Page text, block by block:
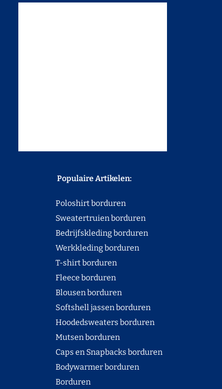
Populaire Artikelen:
Poloshirt borduren
Sweatertruien borduren
Bedrijfskleding borduren
Werkkleding borduren
T-shirt borduren
Fleece borduren
Blousen borduren
Softshell jassen borduren
Hoodedsweaters borduren
Mutsen borduren
Caps en Snapbacks borduren
Bodywarmer borduren
Borduren